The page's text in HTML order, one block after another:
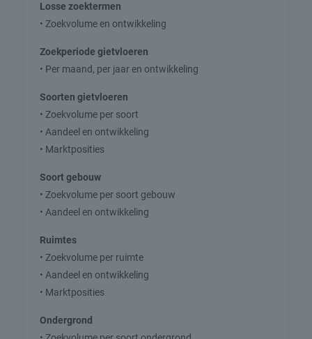
Losse zoektermen
• Zoekvolume en ontwikkeling
Zoekperiode gietvloeren
• Per maand, per jaar en ontwikkeling
Soorten gietvloeren
• Zoekvolume per soort
• Aandeel en ontwikkeling
• Marktposities
Soort gebouw
• Zoekvolume per soort gebouw
• Aandeel en ontwikkeling
Ruimtes
• Zoekvolume per ruimte
• Aandeel en ontwikkeling
• Marktposities
Ondergrond